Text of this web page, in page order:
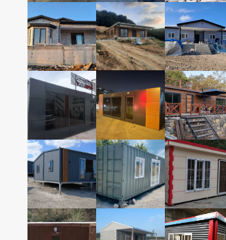
KONUT KONTEYNER
350cmx1200cm
2+1 TAŞINABİLİR
KONUT KONTEYNER